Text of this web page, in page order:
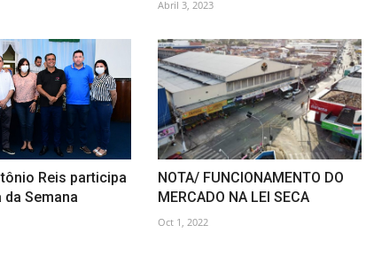
Abril 3, 2023
Reis participa
da Semana
NOTA/ FUNCIONAMENTO DO
MERCADO NA LEI SECA
Oct 1, 2022